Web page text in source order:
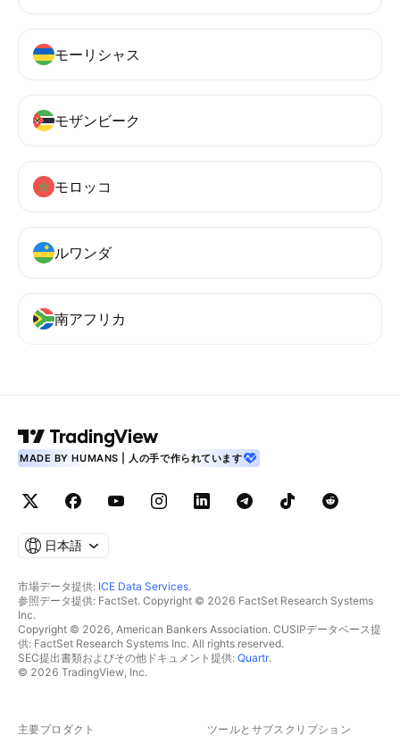
モーリシャス
モザンビーク
モロッコ
ルワンダ
南アフリカ
MADE BY HUMANS | 人の手で作られています
日本語
市場データ提供: ICE Data Services.
参照データ提供: FactSet. Copyright © 2026 FactSet Research Systems
Inc.
Copyright © 2026, American Bankers Association. CUSIPデータベース提
供: FactSet Research Systems Inc. All rights reserved.
SEC提出書類およびその他ドキュメント提供: Quartr.
© 2026 TradingView, Inc.
主要プロダクト ツールとサブスクリプション